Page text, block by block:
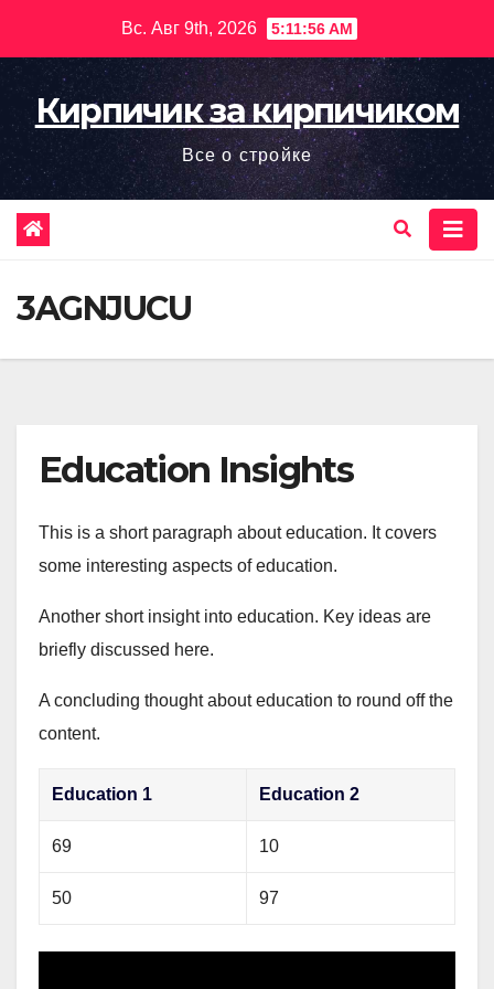
содержимому
Вс. Авг 9th, 2026 5:11:57 AM
Кирпичик за кирпичиком
Все о стройке
3AGNJUCU
Education Insights
This is a short paragraph about education. It covers
some interesting aspects of education.
Another short insight into education. Key ideas are
briefly discussed here.
A concluding thought about education to round off the
content.
Education 1 Education 2
69 10
50 97